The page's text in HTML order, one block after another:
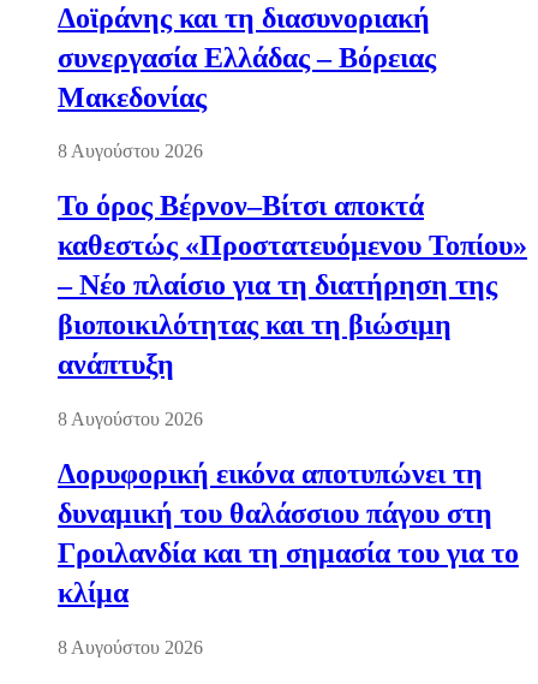
Δοϊράνης και τη διασυνοριακή
συνεργασία Ελλάδας – Βόρειας
Μακεδονίας
8 Αυγούστου 2026
Το όρος Βέρνον–Βίτσι αποκτά
καθεστώς «Προστατευόμενου Τοπίου»
– Νέο πλαίσιο για τη διατήρηση της
βιοποικιλότητας και τη βιώσιμη
ανάπτυξη
8 Αυγούστου 2026
Δορυφορική εικόνα αποτυπώνει τη
δυναμική του θαλάσσιου πάγου στη
Γροιλανδία και τη σημασία του για το
κλίμα
8 Αυγούστου 2026